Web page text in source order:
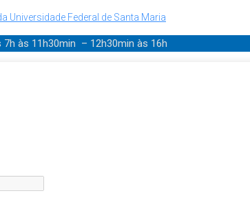
Universidade Federal de Santa Maria
7h às 11h30min – 12h30min às 16h